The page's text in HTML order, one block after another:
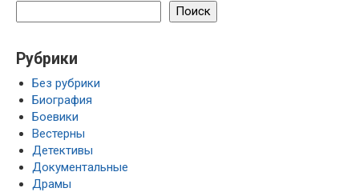
Поиск
Рубрики
Без рубрики
Биография
Боевики
Вестерны
Детективы
Документальные
Драмы